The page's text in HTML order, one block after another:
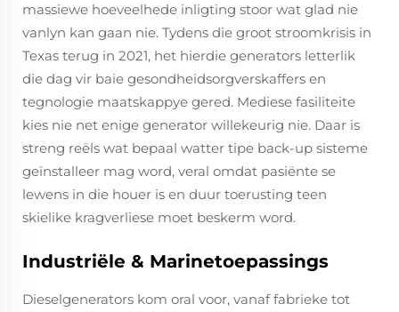
massiewe hoeveelhede inligting stoor wat glad nie
vanlyn kan gaan nie. Tydens die groot stroomkrisis in
Texas terug in 2021, het hierdie generators letterlik
die dag vir baie gesondheidsorgverskaffers en
tegnologie maatskappye gered. Mediese fasiliteite
kies nie net enige generator willekeurig nie. Daar is
streng reëls wat bepaal watter tipe back-up sisteme
geïnstalleer mag word, veral omdat pasiënte se
lewens in die houer is en duur toerusting teen
skielike kragverliese moet beskerm word.
Industriële & Marinetoepassings
Dieselgenerators kom oral voor, vanaf fabrieke tot